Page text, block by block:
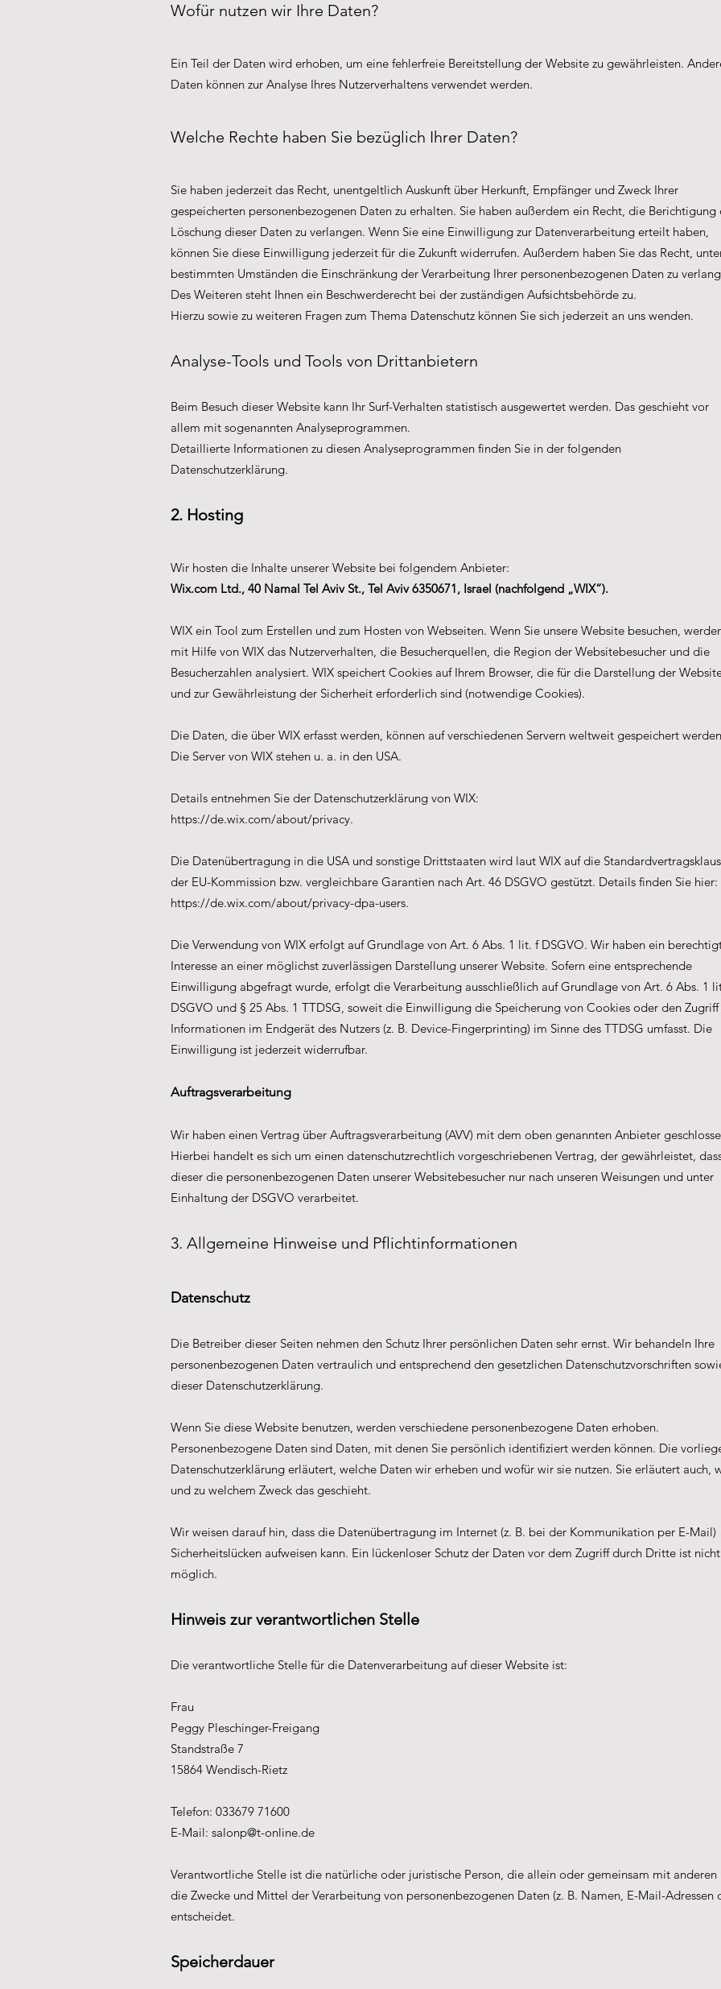
Wofür nutzen wir Ihre Daten?
Ein Teil der Daten wird erhoben, um eine fehlerfreie Bereitstellung der Website zu gewährleisten.
Daten können zur Analyse Ihres Nutzerverhaltens verwendet werden.
Welche Rechte haben Sie bezüglich Ihrer Daten?
Sie haben jederzeit das Recht, unentgeltlich Auskunft über Herkunft, Empfänger und Zweck Ihrer
gespeicherten personenbezogenen Daten zu erhalten. Sie haben außerdem ein Recht, die Berichtigung
Löschung dieser Daten zu verlangen. Wenn Sie eine Einwilligung zur Datenverarbeitung erteilt haben,
können Sie diese Einwilligung jederzeit für die Zukunft widerrufen. Außerdem haben Sie das Recht,
bestimmten Umständen die Einschränkung der Verarbeitung Ihrer personenbezogenen Daten zu
Des Weiteren steht Ihnen ein Beschwerderecht bei der zuständigen Aufsichtsbehörde zu.
Hierzu sowie zu weiteren Fragen zum Thema Datenschutz können Sie sich jederzeit an uns wenden.
Analyse-Tools und Tools von Drittanbietern
Beim Besuch dieser Website kann Ihr Surf-Verhalten statistisch ausgewertet werden. Das geschieht vor
allem mit sogenannten Analyseprogrammen.
Detaillierte Informationen zu diesen Analyseprogrammen finden Sie in der folgenden
Datenschutzerklärung.
2. Hosting
Wir hosten die Inhalte unserer Website bei folgendem Anbieter:
Wix.com Ltd., 40 Namal Tel Aviv St., Tel Aviv 6350671, Israel (nachfolgend „WIX“).
WIX ein Tool zum Erstellen und zum Hosten von Webseiten. Wenn Sie unsere Website besuchen,
mit Hilfe von WIX das Nutzerverhalten, die Besucherquellen, die Region der Websitebesucher und die
Besucherzahlen analysiert. WIX speichert Cookies auf Ihrem Browser, die für die Darstellung der
und zur Gewährleistung der Sicherheit erforderlich sind (notwendige Cookies).
Die Daten, die über WIX erfasst werden, können auf verschiedenen Servern weltweit gespeichert
Die Server von WIX stehen u. a. in den USA.
Details entnehmen Sie der Datenschutzerklärung von WIX:
https://de.wix.com/about/privacy.
Die Datenübertragung in die USA und sonstige Drittstaaten wird laut WIX auf die
der EU-Kommission bzw. vergleichbare Garantien nach Art. 46 DSGVO gestützt. Details finden Sie hier:
https://de.wix.com/about/privacy-dpa-users.
Die Verwendung von WIX erfolgt auf Grundlage von Art. 6 Abs. 1 lit. f DSGVO. Wir haben ein
Interesse an einer möglichst zuverlässigen Darstellung unserer Website. Sofern eine entsprechende
Einwilligung abgefragt wurde, erfolgt die Verarbeitung ausschließlich auf Grundlage von Art. 6 Abs. 1
DSGVO und § 25 Abs. 1 TTDSG, soweit die Einwilligung die Speicherung von Cookies oder den Zugriff
Informationen im Endgerät des Nutzers (z. B. Device-Fingerprinting) im Sinne des TTDSG umfasst. Die
Einwilligung ist jederzeit widerrufbar.
Auftragsverarbeitung
Wir haben einen Vertrag über Auftragsverarbeitung (AVV) mit dem oben genannten Anbieter
Hierbei handelt es sich um einen datenschutzrechtlich vorgeschriebenen Vertrag, der gewährleistet,
dieser die personenbezogenen Daten unserer Websitebesucher nur nach unseren Weisungen und unter
Einhaltung der DSGVO verarbeitet.
3. Allgemeine Hinweise und Pflichtinformationen
Datenschutz
Die Betreiber dieser Seiten nehmen den Schutz Ihrer persönlichen Daten sehr ernst. Wir behandeln Ihre
personenbezogenen Daten vertraulich und entsprechend den gesetzlichen Datenschutzvorschriften
dieser Datenschutzerklärung.
Wenn Sie diese Website benutzen, werden verschiedene personenbezogene Daten erhoben.
Personenbezogene Daten sind Daten, mit denen Sie persönlich identifiziert werden können. Die
Datenschutzerklärung erläutert, welche Daten wir erheben und wofür wir sie nutzen. Sie erläutert auch,
und zu welchem Zweck das geschieht.
Wir weisen darauf hin, dass die Datenübertragung im Internet (z. B. bei der Kommunikation per E-Mail)
Sicherheitslücken aufweisen kann. Ein lückenloser Schutz der Daten vor dem Zugriff durch Dritte ist nicht
möglich.
Hinweis zur verantwortlichen Stelle
Die verantwortliche Stelle für die Datenverarbeitung auf dieser Website ist:
Frau
Peggy Pleschinger-Freigang
Standstraße 7
15864 Wendisch-Rietz
Telefon: 033679 71600
E-Mail: salonp@t-online.de
Verantwortliche Stelle ist die natürliche oder juristische Person, die allein oder gemeinsam mit anderen
die Zwecke und Mittel der Verarbeitung von personenbezogenen Daten (z. B. Namen, E-Mail-Adressen
entscheidet.
Speicherdauer